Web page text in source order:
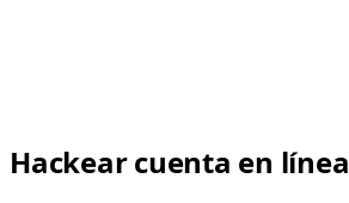
Hackear cuenta en línea